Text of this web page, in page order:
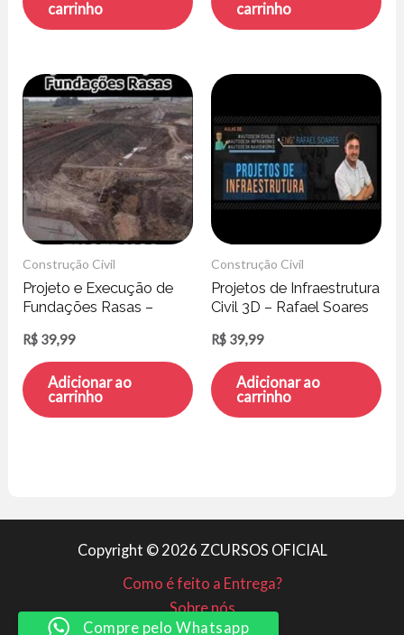
carrinho
carrinho
Construção Civil
Projeto e Execução de
Fundações Rasas –
R$ 39,99
Adicionar ao
carrinho
Construção Civil
Projetos de Infraestrutura
Civil 3D – Rafael Soares
R$ 39,99
Adicionar ao
carrinho
Copyright © 2026 ZCURSOS OFICIAL
Como é feito a Entrega?
Sobre nós
Compre pelo Whatsapp